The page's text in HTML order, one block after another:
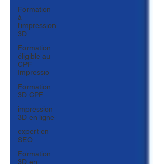
Formation
à
l'impression
3D.
Formation
éligible au
CPF
Impressio
Formation
3D CPF
impression
3D en ligne
expert en
SEO
Formation
3D en